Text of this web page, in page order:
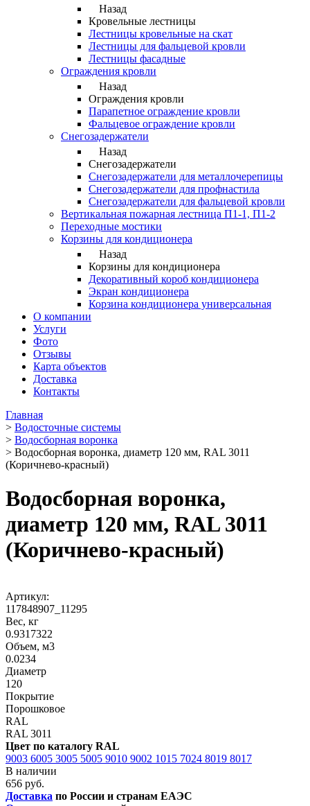
Назад
Кровельные лестницы
Лестницы кровельные на скат
Лестницы для фальцевой кровли
Лестницы фасадные
Ограждения кровли
Назад
Ограждения кровли
Парапетное ограждение кровли
Фальцевое ограждение кровли
Снегозадержатели
Назад
Снегозадержатели
Снегозадержатели для металлочерепицы
Снегозадержатели для профнастила
Снегозадержатели для фальцевой кровли
Вертикальная пожарная лестница П1-1, П1-2
Переходные мостики
Корзины для кондиционера
Назад
Корзины для кондиционера
Декоративный короб кондиционера
Экран кондиционера
Корзина кондиционера универсальная
О компании
Услуги
Фото
Отзывы
Карта объектов
Доставка
Контакты
Главная
> Водосточные системы
> Водосборная воронка
> Водосборная воронка, диаметр 120 мм, RAL 3011
(Коричнево-красный)
Водосборная воронка,
диаметр 120 мм, RAL 3011
(Коричнево-красный)
Артикул:
117848907_11295
Вес, кг
0.9317322
Объем, м3
0.0234
Диаметр
120
Покрытие
Порошковое
RAL
RAL 3011
Цвет по каталогу RAL
9003 6005 3005 5005 9010 9002 1015 7024 8019 8017
В наличии
656 руб.
Доставка по России и странам ЕАЭС